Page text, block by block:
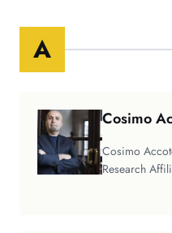
A
Cosimo
Cosimo
Research